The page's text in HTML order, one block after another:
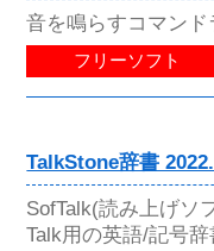
音を鳴らすコマン
フリーソフト
TalkStone辞書
SofTalk(読み上げソ
Talk用の英語/記号